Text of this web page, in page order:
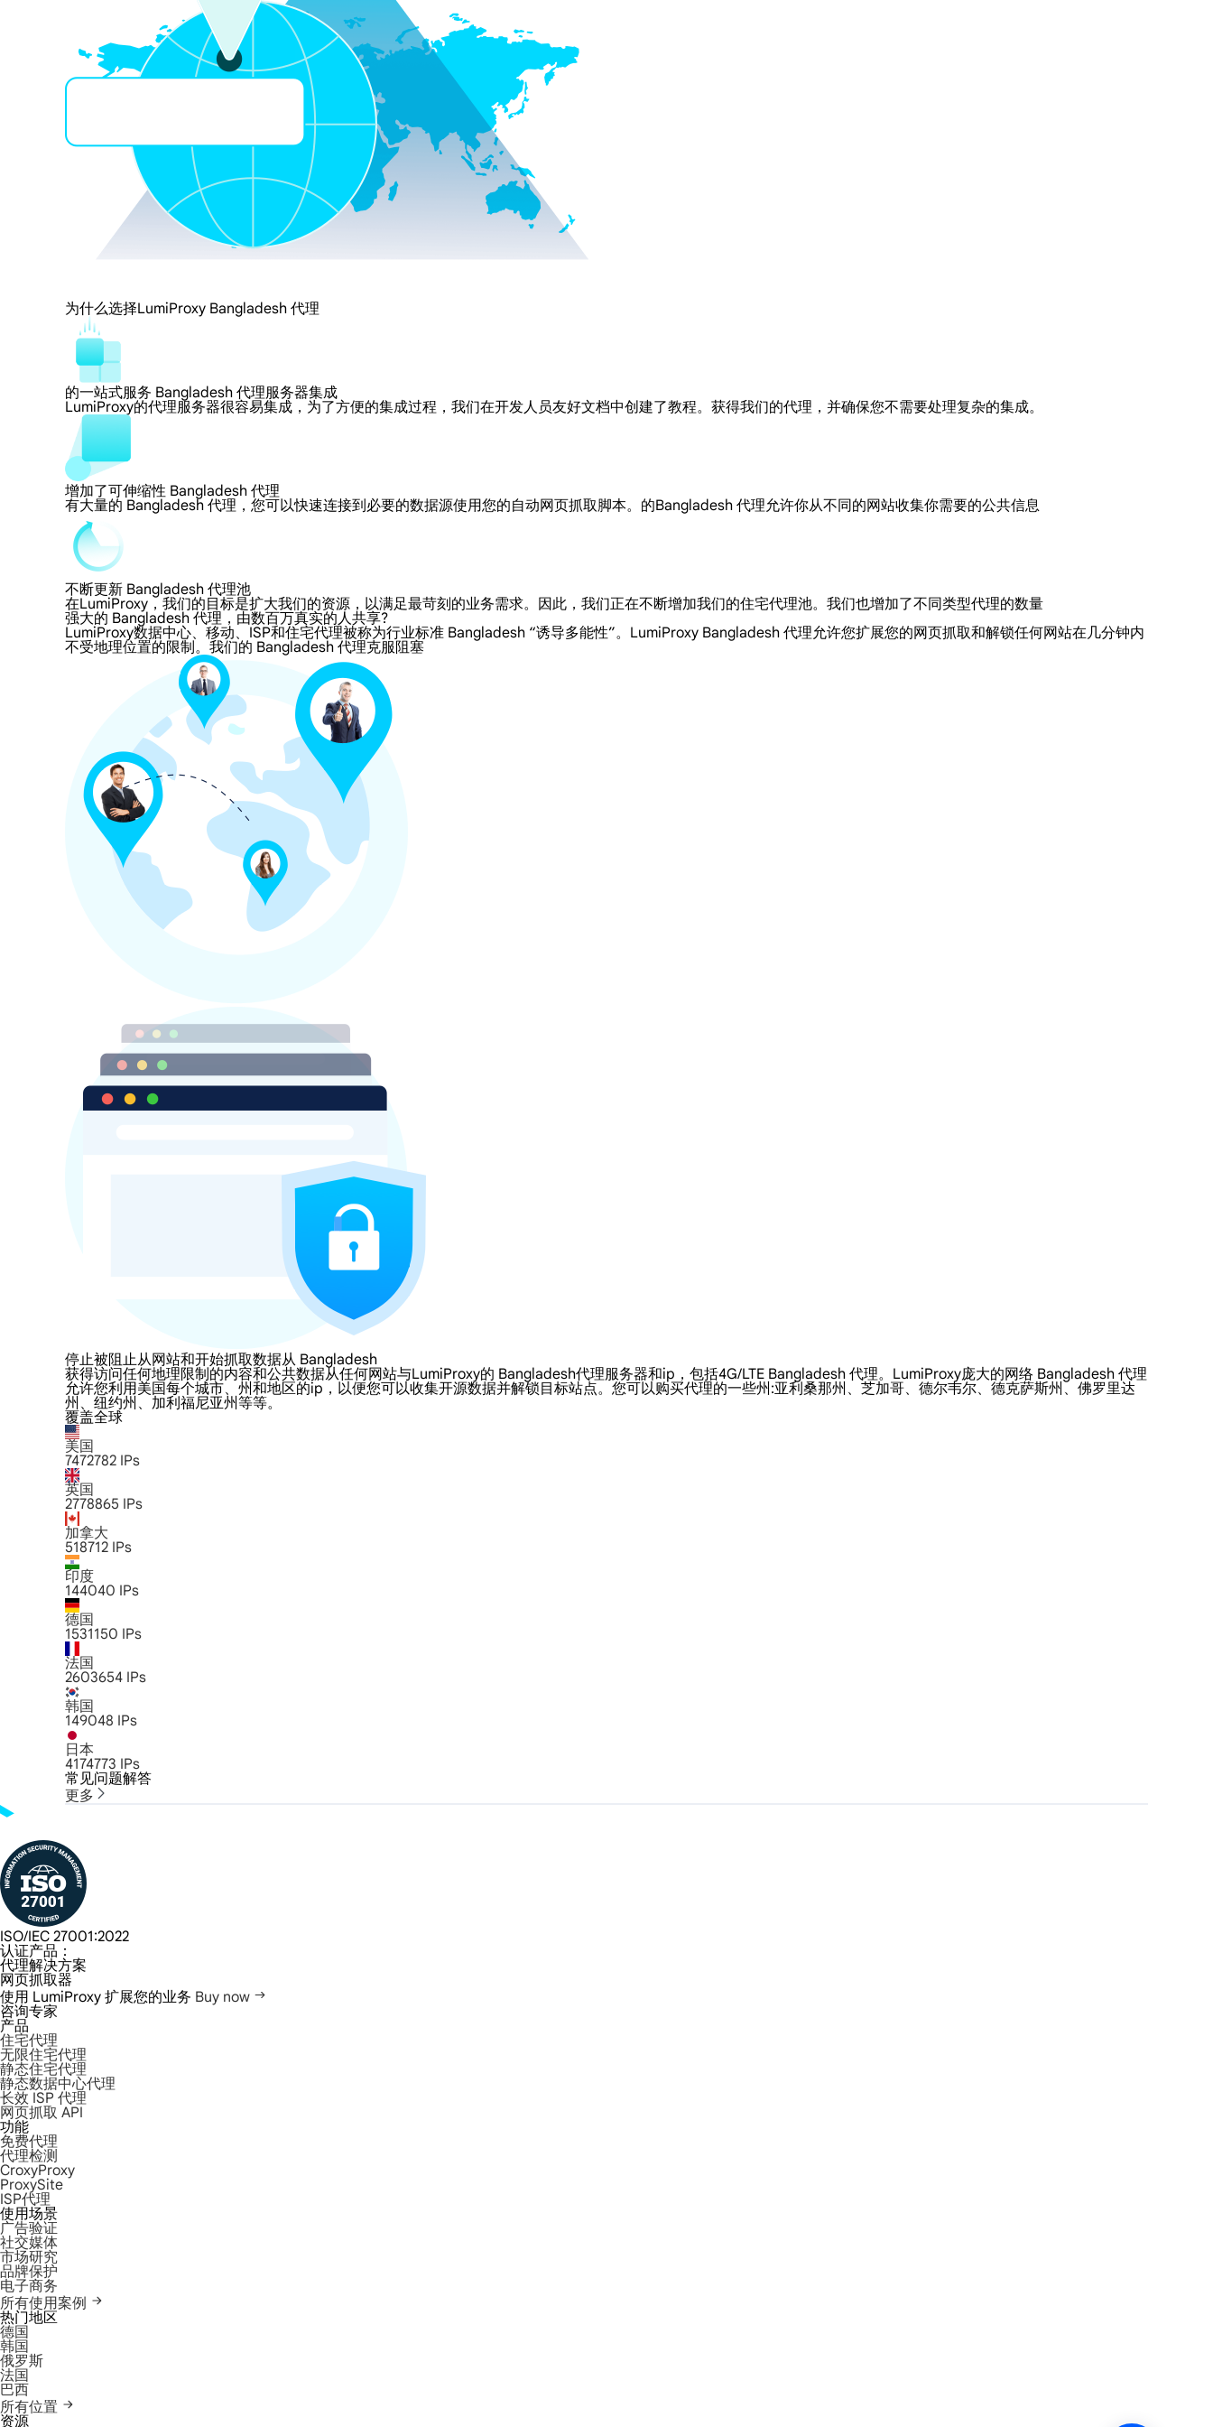
为什么选择LumiProxy Bangladesh 代理
的一站式服务 Bangladesh 代理服务器集成
LumiProxy的代理服务器很容易集成，为了方便的集成过程，我们在开发人员友好文档中创建了教程。获得我们的代理，并确保您不需要处理复杂的集成。
增加了可伸缩性 Bangladesh 代理
有大量的 Bangladesh 代理，您可以快速连接到必要的数据源使用您的自动网页抓取脚本。的Bangladesh 代理允许你从不同的网站收集你需要的公共信息
不断更新 Bangladesh 代理池
在LumiProxy，我们的目标是扩大我们的资源，以满足最苛刻的业务需求。因此，我们正在不断增加我们的住宅代理池。我们也增加了不同类型代理的数量
强大的 Bangladesh 代理，由数百万真实的人共享?
LumiProxy数据中心、移动、ISP和住宅代理被称为行业标准 Bangladesh “诱导多能性”。LumiProxy Bangladesh 代理允许您扩展您的网页抓取和解锁任何网站在几分钟内
不受地理位置的限制。我们的 Bangladesh 代理克服阻塞
停止被阻止从网站和开始抓取数据从 Bangladesh
获得访问任何地理限制的内容和公共数据从任何网站与LumiProxy的 Bangladesh代理服务器和ip，包括4G/LTE Bangladesh 代理。LumiProxy庞大的网络 Bangladesh 代理
允许您利用美国每个城市、州和地区的ip，以便您可以收集开源数据并解锁目标站点。您可以购买代理的一些州:亚利桑那州、芝加哥、德尔韦尔、德克萨斯州、佛罗里达
州、纽约州、加利福尼亚州等等。
覆盖全球
美国
7472782 IPs
英国
2778865 IPs
加拿大
518712 IPs
印度
144040 IPs
德国
1531150 IPs
法国
2603654 IPs
韩国
149048 IPs
日本
4174773 IPs
常见问题解答
更多
ISO/IEC 27001:2022
认证产品：
代理解决方案
网页抓取器
使用 LumiProxy 扩展您的业务 Buy now
咨询专家
产品
住宅代理
无限住宅代理
静态住宅代理
静态数据中心代理
长效 ISP 代理
网页抓取 API
功能
免费代理
代理检测
CroxyProxy
ProxySite
ISP代理
使用场景
广告验证
社交媒体
市场研究
品牌保护
电子商务
所有使用案例
热门地区
德国
韩国
俄罗斯
法国
巴西
所有位置
资源